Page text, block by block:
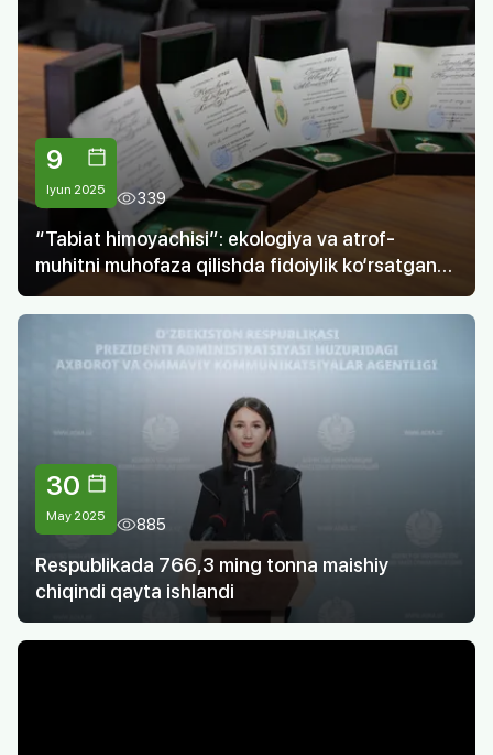
9
Iyun 2025 339
“Tabiat himoyachisi”: ekologiya va atrof-
muhitni muhofaza qilishda fidoiylik ko‘rsatgan
chiqindilarni boshqarish sohasi vakillari
taqdirlandi
30
May 2025 885
Respublikada 766,3 ming tonna maishiy
chiqindi qayta ishlandi